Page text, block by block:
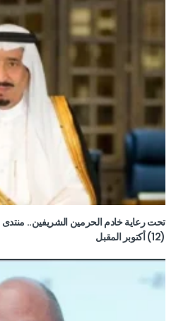
تحت رعاية خادم الحرمين الشريفين.. منتدى
(12) أكتوبر المقبل